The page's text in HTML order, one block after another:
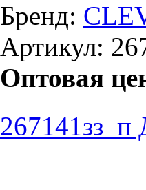
Бренд:
Артикул:
Оптовая